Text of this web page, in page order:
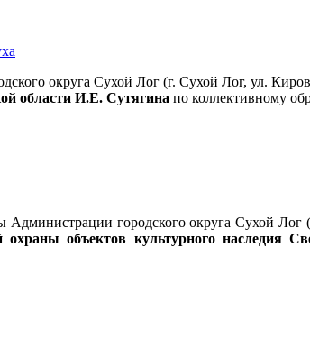
округа Сухой Лог (г. Сухой Лог, ул.
области И.Е. Сутягина по коллективному
Администрации городского округа Сухой
охраны объектов культурного наследия